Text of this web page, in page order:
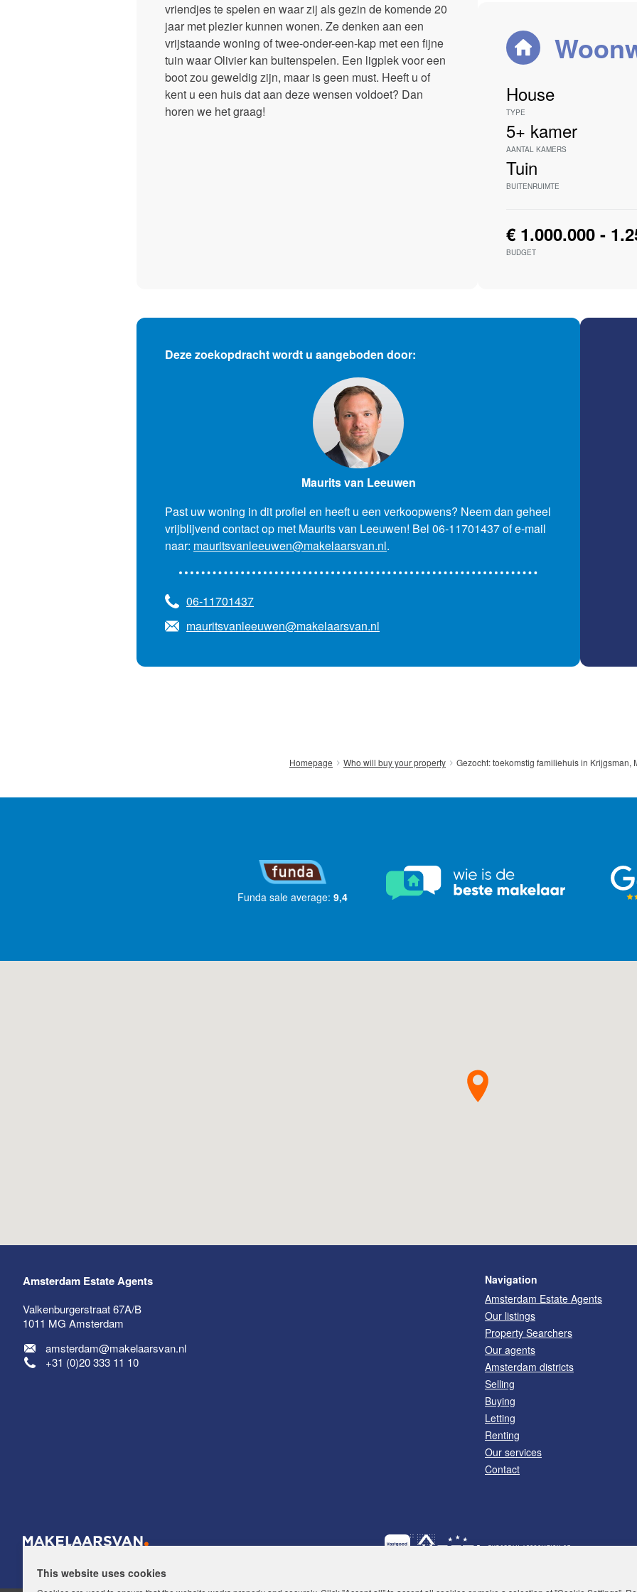
vriendjes te spelen en waar zij als gezin de komende 20
jaar met plezier kunnen wonen. Ze denken aan een
vrijstaande woning of twee-onder-een-kap met een fijne
tuin waar Olivier kan buitenspelen. Een ligplek voor een
boot zou geweldig zijn, maar is geen must. Heeft u of
kent u een huis dat aan deze wensen voldoet? Dan
horen we het graag!
House
TYPE
5+ kamer
AANTAL KAMERS
Tuin
BUITENRUIMTE
€ 1.000.000 -
BUDGET
Deze zoekopdracht wordt u aangeboden door:
Maurits van Leeuwen
Past uw woning in dit profiel en heeft u een verkoopwens? Neem dan geheel
vrijblijvend contact op met Maurits van Leeuwen! Bel 06-11701437 of e-mail
naar: mauritsvanleeuwen@makelaarsvan.nl.
06-11701437
mauritsvanleeuwen@makelaarsvan.nl
Homepage Who will buy your property Gezocht: toekomstig familiehuis in Krijgsman,
Funda sale average: 9,4
Amsterdam Estate Agents
Valkenburgerstraat 67A/B
1011 MG Amsterdam
amsterdam@makelaarsvan.nl
+31 (0)20 333 11 10
Navigation
Amsterdam Estate Agents
Our listings
Property Searchers
Our agents
Amsterdam districts
Selling
Buying
Letting
Renting
Our services
Contact
This website uses cookies